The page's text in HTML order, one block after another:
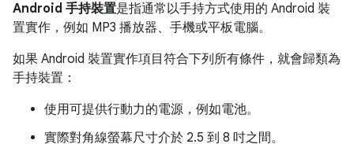
Android 手持裝置是指通常以手持方式使用的 Android 裝
置實作，例如 MP3 播放器、手機或平板電腦。
如果 Android 裝置實作項目符合下列所有條件，就會歸類為
手持裝置：
使用可提供行動力的電源，例如電池。
實際對角線螢幕尺寸介於 2.5 到 8 吋之間。